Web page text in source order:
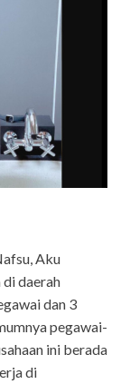
Aku
daerah
dan 3
pegawai-
ini berada
di